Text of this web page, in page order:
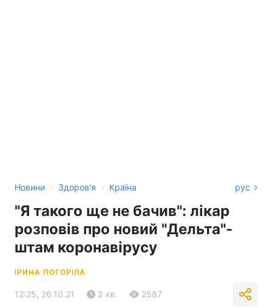
Новини › Здоров'я › Країна рус
"Я такого ще не бачив": лікар
розповів про новий "Дельта"-
штам коронавірусу
ІРИНА ПОГОРІЛА
12:25, 26.10.21 2 хв. 2587